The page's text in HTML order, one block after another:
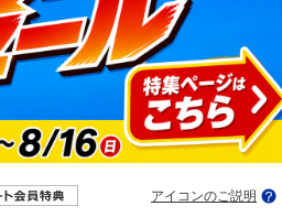
アイコンのご説明